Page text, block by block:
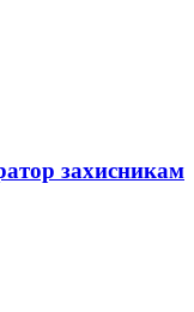
захисникам